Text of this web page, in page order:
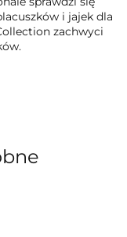
i jajek dla
zachwyci